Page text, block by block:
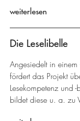
weiterlesen
Die Leselibelle
Angesiedelt in
fördert das Projekt
Lesekompetenz und
bildet diese u. a. zu